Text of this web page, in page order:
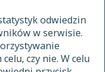
odwiedzin
w serwisie.
czy nie. W celu